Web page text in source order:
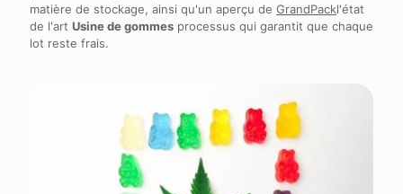
matière de stockage, ainsi qu'un aperçu de GrandPackl'état
de l'art Usine de gommes processus qui garantit que chaque
lot reste frais.